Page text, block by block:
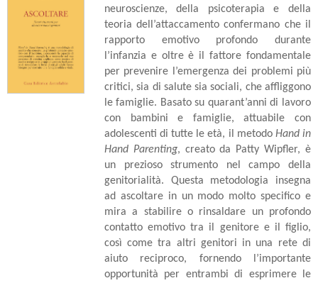
neuroscienze, della psicoterapia e della
teoria dell’attaccamento confermano che il
rapporto emotivo profondo durante
l’infanzia e oltre è il fattore fondamentale
per prevenire l’emergenza dei problemi più
critici, sia di salute sia sociali, che affliggono
le famiglie. Basato su quarant’anni di lavoro
con bambini e famiglie, attuabile con
adolescenti di tutte le età, il metodo Hand in
Hand Parenting, creato da Patty Wipfler, è
un prezioso strumento nel campo della
genitorialità. Questa metodologia insegna
ad ascoltare in un modo molto specifico e
mira a stabilire o rinsaldare un profondo
contatto emotivo tra il genitore e il figlio,
così come tra altri genitori in una rete di
aiuto reciproco, fornendo l’importante
opportunità per entrambi di esprimere le